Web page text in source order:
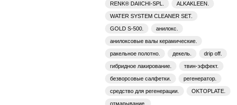
RENK® DAIICHI-SPL. ALKAKLEEN.
WATER SYSTEM CLEANER SET.
GOLD S-500. анилокс.
анилоксовые валы керамические.
ракельное полотно. декель. drip off.
гибридное лакирование. твин-эффект.
безворсовые салфетки. регенератор.
средство для регенерации. OKTOPLATE.
отмарывание.